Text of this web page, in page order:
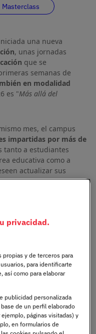
Masterclass
una nueva
, unas jornadas
que se
semanas de
en modalidad
es "Más allá del
mes, el campus
impartidas por más de
tanto a estudiantes
educativa como a
actualizar sus
privacidad.
propias y de terceros para
para identificarte
así como para elaborar
publicidad personalizada
de un perfil elaborado
páginas visitadas) y
en formularios de